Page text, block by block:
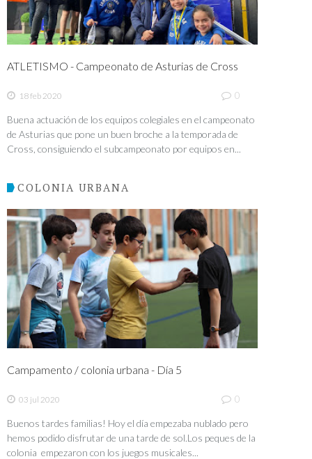
ATLETISMO - Campeonato de Asturias de Cross
18 feb 2020 0
Buena actuación de los equipos colegiales en el campeonato
de Asturias que pone un buen broche a la temporada de
Cross, consiguiendo el subcampeonato por equipos en...
COLONIA URBANA
Campamento / colonia urbana - Día 5
03 jul 2020 0
Buenos tardes familias! Hoy el día empezaba nublado pero
hemos podido disfrutar de una tarde de sol.Los peques de la
colonia empezaron con los juegos musicales...